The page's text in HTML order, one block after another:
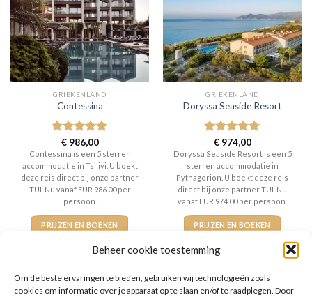
Beheer cookie toestemming
Om de beste ervaringen te bieden, gebruiken wij technologieën zoals
cookies om informatie over je apparaat op te slaan en/of te raadplegen. Door
GRIEKENLAND
Contessina
Gewaardeerd
5uit 5
€986,00
Contessina is een 5 sterren
accommodatie in Tsilivi. U boekt
deze reis direct bij onze partner
TUI. Nu vanaf EUR 986.00 per
persoon.
PRIJZEN EN BOEKEN
GRIEKENLAND
Doryssa Seaside Resort
Gewaardeerd
5uit 5
€974,00
Doryssa Seaside Resort is een 5
sterren accommodatie in
Pythagorion. U boekt deze reis
direct bij onze partner TUI. Nu
vanaf EUR 974.00 per persoon.
PRIJZEN EN BOEKEN